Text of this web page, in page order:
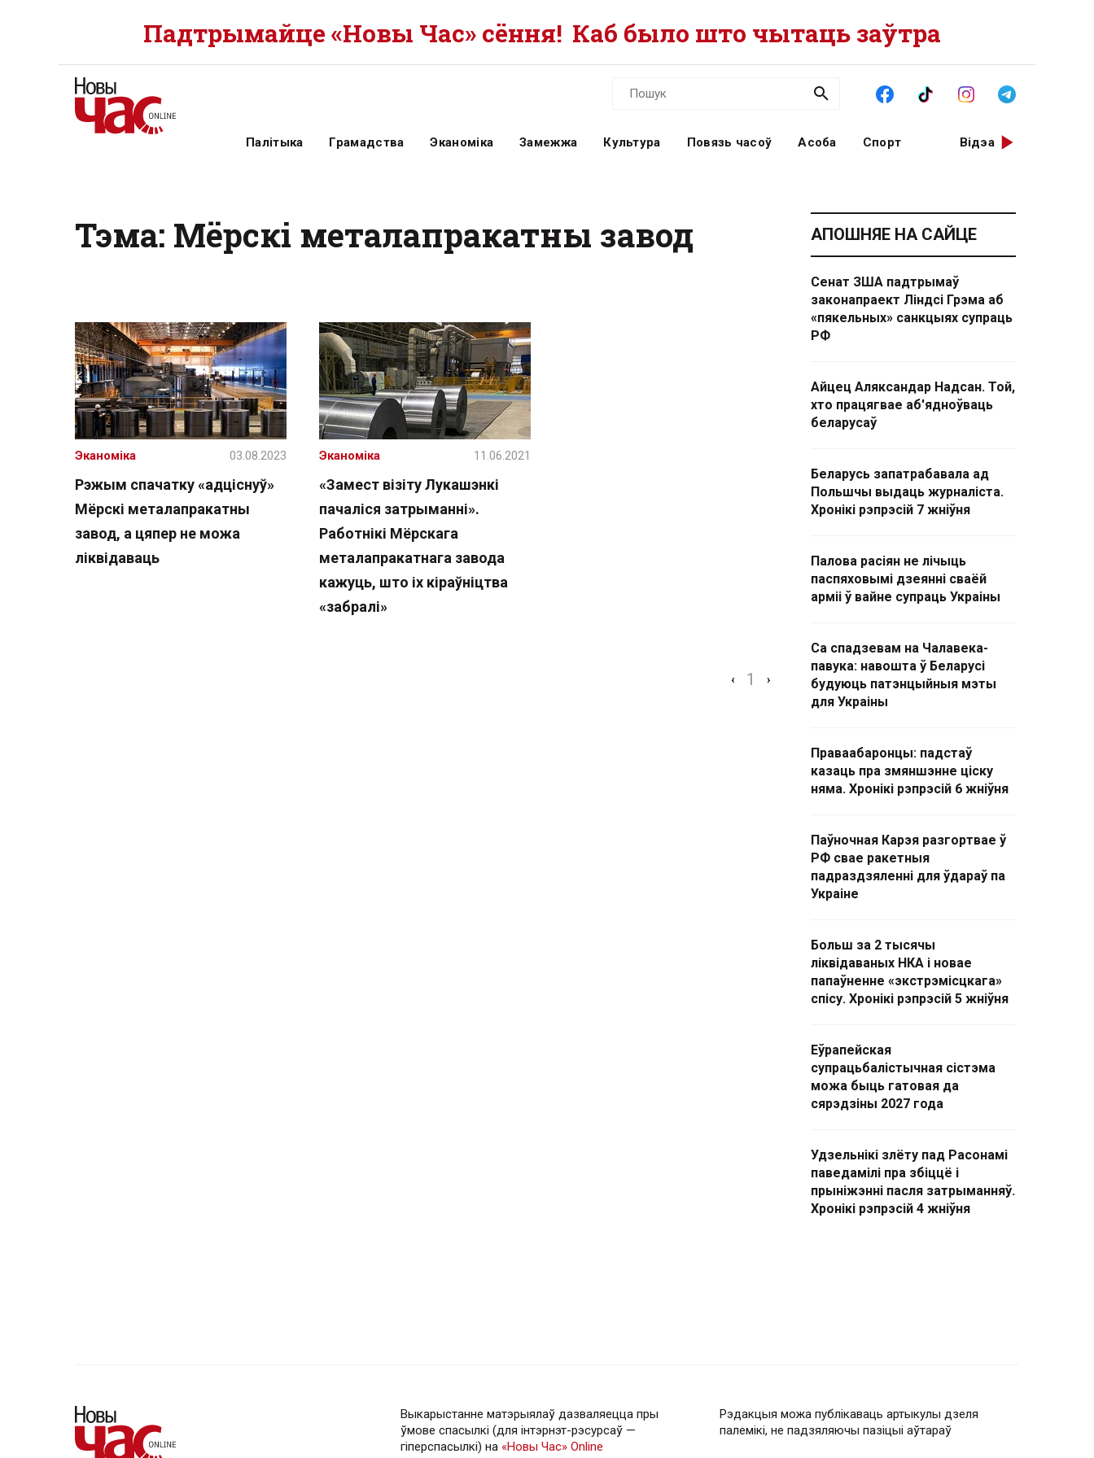
Падтрымайце «Новы Час» сёння! Каб было што чытаць заўтра
Палітыка Грамадства Эканоміка Замежжа Культура Повязь часоў Асоба Спорт Відэа
Тэма: Мёрскі металапракатны завод
Рэжым спачатку «адціснуў»
Мёрскі металапракатны
завод, а цяпер не можа
ліквідаваць
Эканоміка 03.08.2023
«Замест візіту Лукашэнкі
пачаліся затрыманні».
Работнікі Мёрскага
металапракатнага завода
кажуць, што іх кіраўніцтва
«забралі»
Эканоміка 11.06.2021
‹ 1 ›
АПОШНЯЕ НА САЙЦЕ
Сенат ЗША падтрымаў
законапраект Ліндсі Грэма аб
«пякельных» санкцыях супраць
РФ
Айцец Аляксандар Надсан. Той,
хто працягвае аб'ядноўваць
беларусаў
Беларусь запатрабавала ад
Польшчы выдаць журналіста.
Хронікі рэпрэсій 7 жніўня
Палова расіян не лічыць
паспяховымі дзеянні сваёй
арміі ў вайне супраць Украіны
Са спадзевам на Чалавека-
павука: навошта ў Беларусі
будуюць патэнцыйныя мэты
для Украіны
Праваабаронцы: падстаў
казаць пра змяншэнне ціску
няма. Хронікі рэпрэсій 6 жніўня
Паўночная Карэя разгортвае ў
РФ свае ракетныя
падраздзяленні для ўдараў па
Украіне
Больш за 2 тысячы
ліквідаваных НКА і новае
папаўненне «экстрэмісцкага»
спісу. Хронікі рэпрэсій 5 жніўня
Еўрапейская
супрацьбалістычная сістэма
можа быць гатовая да
сярэдзіны 2027 года
Удзельнікі злёту пад Расонамі
паведамілі пра збіццё і
прыніжэнні пасля затрыманняў.
Хронікі рэпрэсій 4 жніўня
Выкарыстанне матэрыялаў дазваляецца пры
ўмове спасылкі (для інтэрнэт-рэсурсаў —
гiперспасылкi) на «Новы Час» Online
Рэдакцыя можа публікаваць артыкулы дзеля
палемікі, не падзяляючы пазіцыі аўтараў